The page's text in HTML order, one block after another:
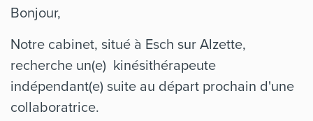
Bonjour,
Notre cabinet, situé à Esch sur Alzette,
recherche un(e) kinésithérapeute
indépendant(e) suite au départ prochain d'une
collaboratrice.